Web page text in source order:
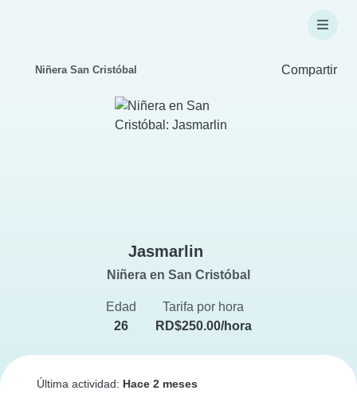
Niñera San Cristóbal Compartir
Jasmarlin
Niñera en San Cristóbal
Edad
26
Tarifa por hora
RD$250.00/hora
Última actividad: Hace 2 meses